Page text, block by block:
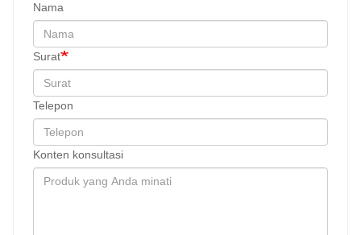
Nama
Surat
Telepon
Konten konsultasi